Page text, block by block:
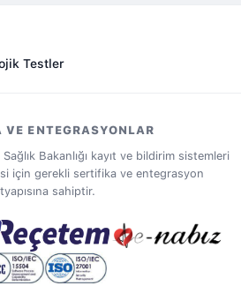
Testler
VE ENTEGRASYONLAR
Bakanlığı kayıt ve bildirim sistemleri
için gerekli sertifika ve entegrasyon
sahiptir.